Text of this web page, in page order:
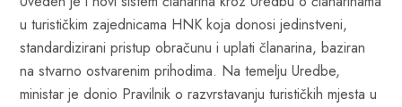
u turističkim zajednicama HNK koja donosi jedinstveni,
standardizirani pristup obračunu i uplati članarina, baziran
na stvarno ostvarenim prihodima. Na temelju Uredbe,
ministar je donio Pravilnik o razvrstavanju turističkih mjesta u